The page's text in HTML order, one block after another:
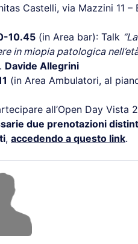
Castelli, via Mazzini 11 –
10.45 (in Area bar): Talk
in miopia patologica
Davide Allegrini
(in Area Ambulatori, al
all’Open Day Vista
due prenotazioni
, accedendo a questo link.